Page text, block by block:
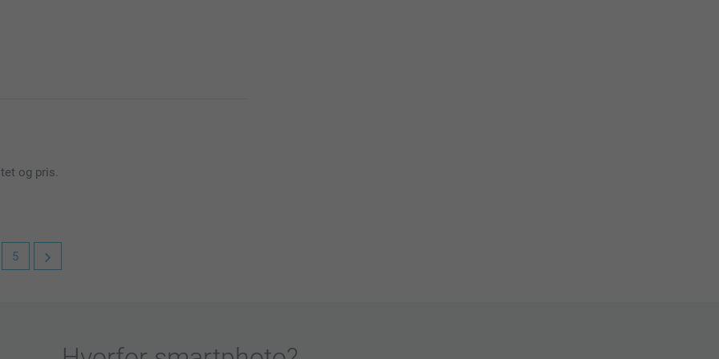
deres egen historie.
fra os.
og pris.
5